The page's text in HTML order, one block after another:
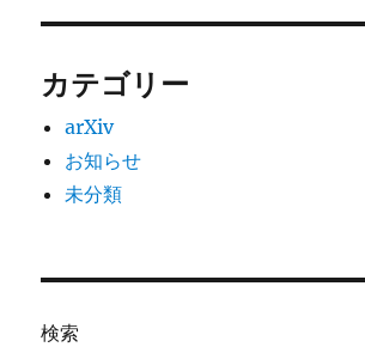
カテゴリー
arXiv
お知らせ
未分類
検索